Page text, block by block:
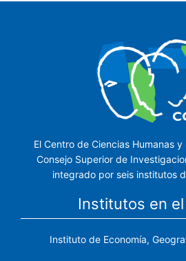
El Centro de Ciencias Humanas
Consejo Superior de
integrado por seis institutos
Institutos en el
Instituto de Economía,